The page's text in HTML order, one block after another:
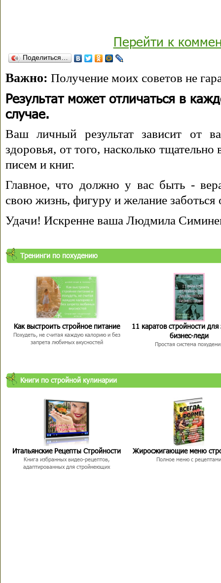
Перейти к
Поделиться…
Важно: Получение моих советов не
Результат может отличаться в
случае.
Ваш личный результат зависит от
здоровья, от того, насколько
писем и книг.
Главное, что должно у вас быть -
свою жизнь, фигуру и желание заботься
Удачи! Искренне ваша Людмила
Тренинги по похудению
Как выстроить стройное питание
Похудеть, не считая каждую калорию и без
запрета любимых вкусностей
11 каратов стройности для
бизнес-леди
Простая система
Книги по стройной кулинарии
Итальянские Рецепты Стройности
Книга избранных видео-рецептов,
адаптированных для стройнеющих
Жиросжигающие меню
Полное меню с рецептами